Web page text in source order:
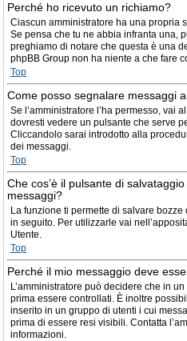
Perché ho ricevuto un richiamo?
Ciascun amministratore ha una propria
Se pensa che tu ne abbia infranta una,
preghiamo di notare che questa è una
phpBB Group non ha niente a che fare
Top
Come posso segnalare messaggi
Se l’amministratore l’ha permesso, vai
dovresti vedere un pulsante che serve
Cliccandolo sarai introdotto alla
dei messaggi.
Top
Che cos’è il pulsante di
messaggi?
La funzione ti permette di salvare
in seguito. Per utilizzarle vai
Utente.
Top
Perché il mio messaggio deve
L’amministratore può decidere che in
prima essere controllati. È inoltre
inserito in un gruppo di utenti i cui
prima di essere resi visibili. Contatta
informazioni.